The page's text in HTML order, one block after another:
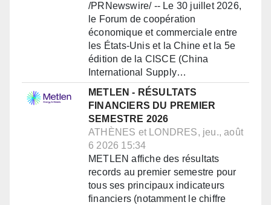
/PRNewswire/ -- Le 30 juillet 2026,
le Forum de coopération
économique et commerciale entre
les États-Unis et la Chine et la 5e
édition de la CISCE (China
International Supply…
METLEN - RÉSULTATS
FINANCIERS DU PREMIER
SEMESTRE 2026
ATHÈNES et LONDRES, jeu., août
6 2026 15:34
METLEN affiche des résultats
records au premier semestre pour
tous ses principaux indicateurs
financiers (notamment le chiffre